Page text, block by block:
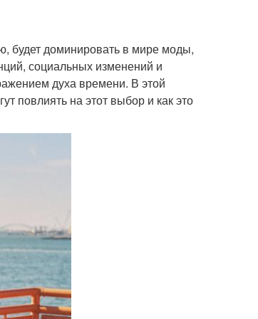
будет доминировать в мире моды,
социальных изменений и
духа времени. В этой
повлиять на этот выбор и как это